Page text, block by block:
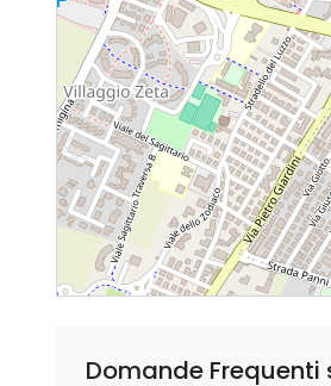
Domande Frequenti